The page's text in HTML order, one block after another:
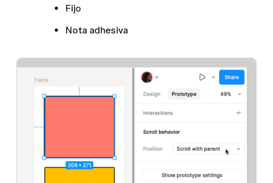
Fijo
Nota adhesiva